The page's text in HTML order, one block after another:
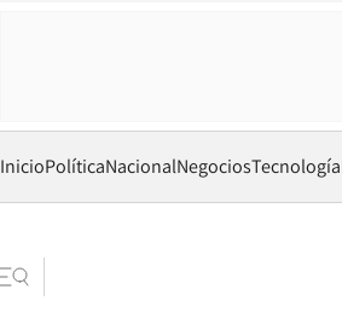
InicioPolíticaNacionalNegociosTecnología